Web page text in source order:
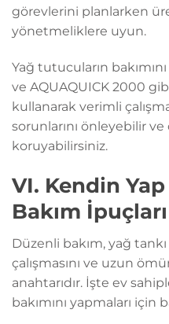
görevlerini planlarken
yönetmeliklere uyun.
Yağ tutucuların
ve AQUAQUICK 2000
kullanarak verimli
sorunlarını önleyebilir
koruyabilirsiniz.
VI. Kendin Yap
Bakım İpuçları
Düzenli bakım, yağ
çalışmasını ve uzun
anahtarıdır. İşte ev
bakımını yapmaları için